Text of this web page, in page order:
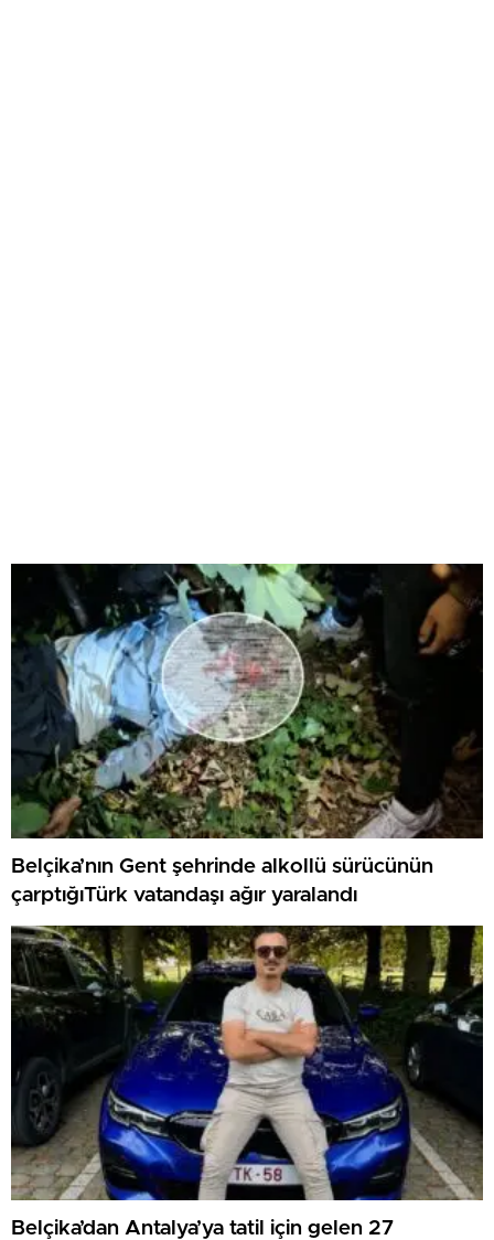
Belçika’nın Gent şehrinde alkollü sürücünün
çarptığıTürk vatandaşı ağır yaralandı
Belçika’dan Antalya’ya tatil için gelen 27